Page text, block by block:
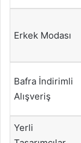
Erkek Modası
Bafra İndirimli
Alışveriş
Yerli